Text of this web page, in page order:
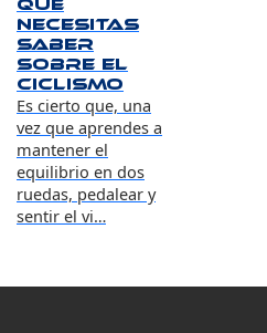
que
necesitas
saber
sobre el
ciclismo
Es cierto que, una
vez que aprendes a
mantener el
equilibrio en dos
ruedas, pedalear y
sentir el vi…